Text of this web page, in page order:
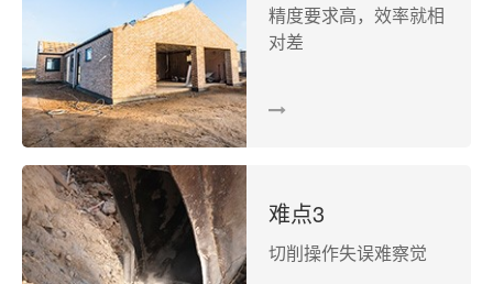
精度要求高，效率就相
对差
难点3
切削操作失误难察觉